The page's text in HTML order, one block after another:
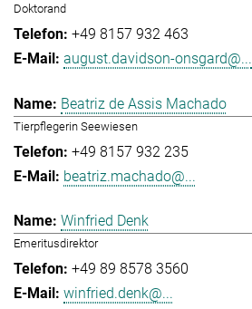
Doktorand
+49 8157 932 463
august.davidson-onsgard@...
Beatriz de Assis Machado
Tierpflegerin Seewiesen
+49 8157 932 235
beatriz.machado@...
Winfried Denk
Emeritusdirektor
+49 89 8578 3560
winfried.denk@...